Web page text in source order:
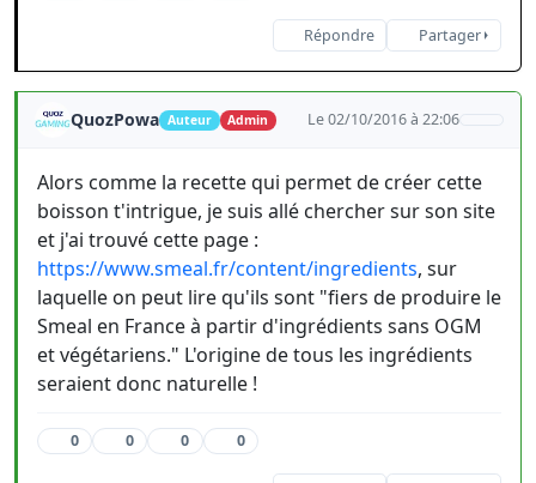
Répondre Partager
QuozPowa Auteur Admin Le 02/10/2016 à 22:06
Alors comme la recette qui permet de créer cette
boisson t'intrigue, je suis allé chercher sur son site
et j'ai trouvé cette page :
https://www.smeal.fr/content/ingredients, sur
laquelle on peut lire qu'ils sont "fiers de produire le
Smeal en France à partir d'ingrédients sans OGM
et végétariens." L'origine de tous les ingrédients
seraient donc naturelle !
0 0 0 0